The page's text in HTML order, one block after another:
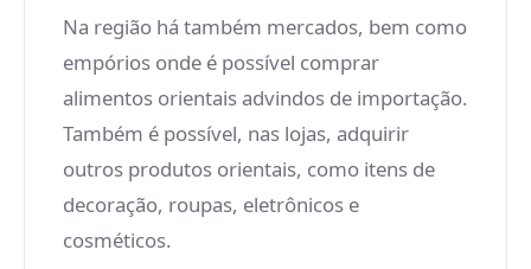
Na região há também mercados, bem como
empórios onde é possível comprar
alimentos orientais advindos de importação.
Também é possível, nas lojas, adquirir
outros produtos orientais, como itens de
decoração, roupas, eletrônicos e
cosméticos.